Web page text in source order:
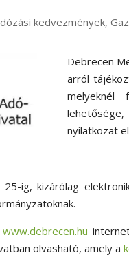
kedvezmények,
Debrecen
arról
melyeknél
nyilatkozat
ig, kizárólag
www.debrecen.hu
olvasható, amely a